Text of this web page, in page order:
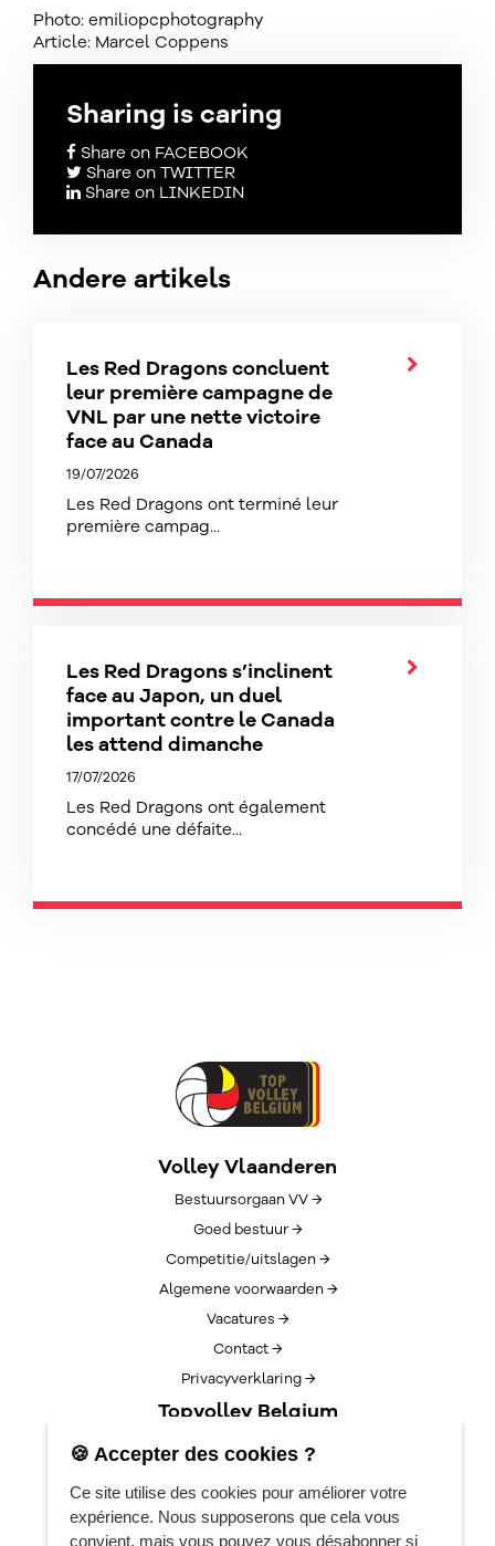
Photo: emiliopcphotography
Article: Marcel Coppens
Sharing is caring
Share on FACEBOOK
Share on TWITTER
Share on LINKEDIN
Andere artikels
Les Red Dragons concluent
leur première campagne de
VNL par une nette victoire
face au Canada
19/07/2026
Les Red Dragons ont terminé leur
première campag...
Les Red Dragons s’inclinent
face au Japon, un duel
important contre le Canada
les attend dimanche
17/07/2026
Les Red Dragons ont également
concédé une défaite...
Volley Vlaanderen
Bestuursorgaan VV →
Goed bestuur →
Competitie/uitslagen →
Algemene voorwaarden →
Vacatures →
Contact →
Privacyverklaring →
Topvolley Belgium
Over TopVolleyBelgium →
Lotto Cup Finals →
EuroVolleyCenter
🍪 Accepter des cookies ?
Ce site utilise des cookies pour améliorer votre
expérience. Nous supposerons que cela vous
convient, mais vous pouvez vous désabonner si